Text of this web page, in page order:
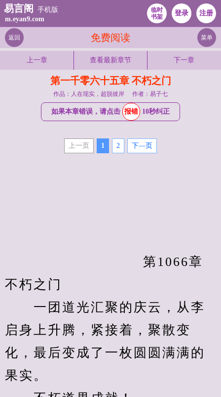
易言阁
手机版
m.eyan9.com
临时
书架
登录 注册
免费阅读
返回 菜单
上一章 查看最新章节 下一章
第一千零六十五章 不朽之门
作品：人在现实，超脱彼岸 作者：易子七
如果本章错误，请点击 报错 10秒纠正
上一页 1 2 下—页
不朽之门
一团道光汇聚的庆云，从李
启身上升腾，紧接着，聚散变
化，最后变成了一枚圆圆满满的
果实。